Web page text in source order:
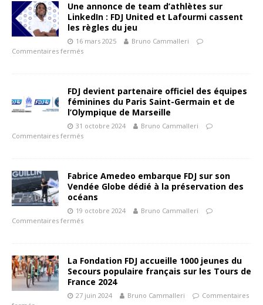
Une annonce de team d’athlètes sur
LinkedIn : FDJ United et Lafourmi cassent
les règles du jeu
16 mars 2025
Bruno Cammalleri
Commentaires fermés
FDJ devient partenaire officiel des équipes
féminines du Paris Saint-Germain et de
l’Olympique de Marseille
31 octobre 2024
Bruno Cammalleri
Commentaires fermés
Fabrice Amedeo embarque FDJ sur son
Vendée Globe dédié à la préservation des
océans
19 octobre 2024
Bruno Cammalleri
Commentaires fermés
La Fondation FDJ accueille 1000 jeunes du
Secours populaire français sur les Tours de
France 2024
27 juin 2024 Bruno Cammalleri
Commentaires